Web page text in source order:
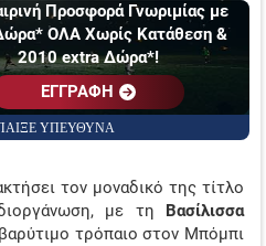
Προσφορά Γνωριμίας με
ΟΛΑ Χωρίς Κατάθεση &
2010 extra Δώρα*!
EΓΓΡΑΦΗ
ΠΑΙΞΕ ΥΠΕΥΘΥΝΑ
τον μοναδικό της τίτλο
με τη Βασίλισσα
τρόπαιο στον Μπόμπι